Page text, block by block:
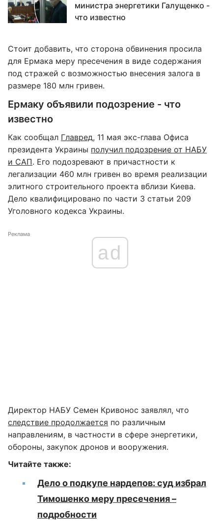
министра энергетики Галущенко -
что известно
Стоит добавить, что сторона обвинения просила
для Ермака меру пресечения в виде содержания
под стражей с возможностью внесения залога в
размере 180 млн гривен.
Ермаку объявили подозрение - что
известно
Как сообщал Главред, 11 мая экс-глава Офиса
президента Украины получил подозрение от НАБУ
и САП. Его подозревают в причастности к
легализации 460 млн гривен во время реализации
элитного строительного проекта вблизи Киева.
Дело квалифицировано по части 3 статьи 209
Уголовного кодекса Украины.
Реклама
ad
Директор НАБУ Семен Кривонос заявлял, что
следствие продолжается по различным
направлениям, в частности в сфере энергетики,
обороны, закупок дронов и вооружения.
Читайте также:
Дело о подкупе нардепов: суд избрал
Тимошенко меру пресечения –
подробности